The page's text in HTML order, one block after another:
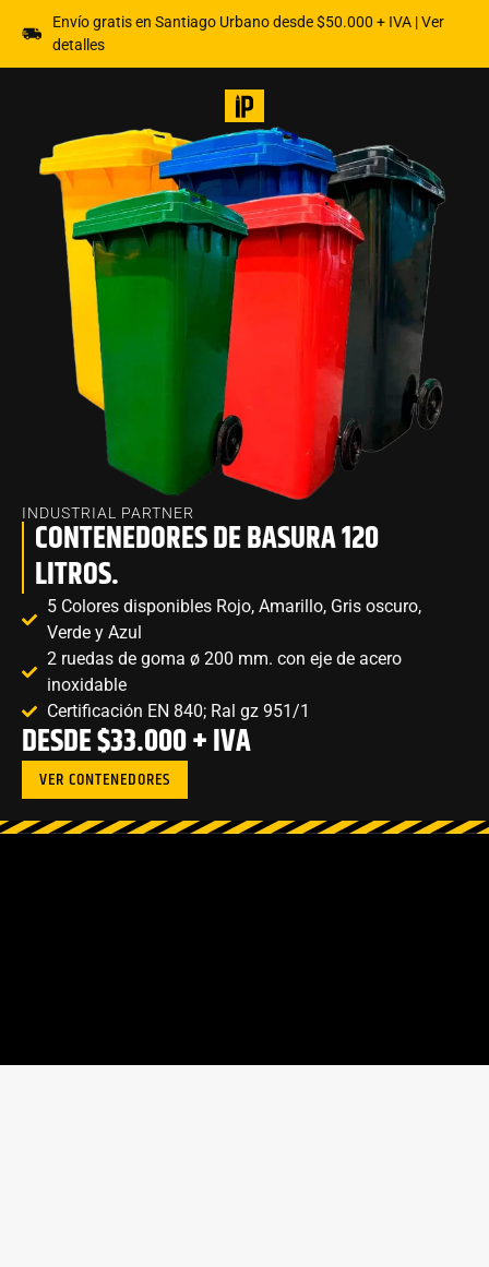
Envío gratis en Santiago Urbano desde $50.000 + IVA | Ver
detalles
INDUSTRIAL PARTNER
CONTENEDORES DE BASURA 120
LITROS.
5 Colores disponibles Rojo, Amarillo, Gris oscuro,
Verde y Azul
2 ruedas de goma ø 200 mm. con eje de acero
inoxidable
Certificación EN 840; Ral gz 951/1
DESDE $33.000 + IVA
VER CONTENEDORES